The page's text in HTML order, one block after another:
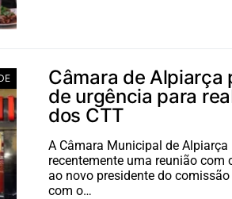
Câmara de Alpiarça
de urgência para
dos CTT
A Câmara Municipal de
recentemente uma reunião com
ao novo presidente do
com o…